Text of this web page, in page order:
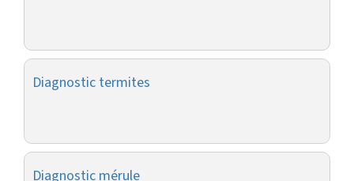
Diagnostic termites
Diagnostic mérule